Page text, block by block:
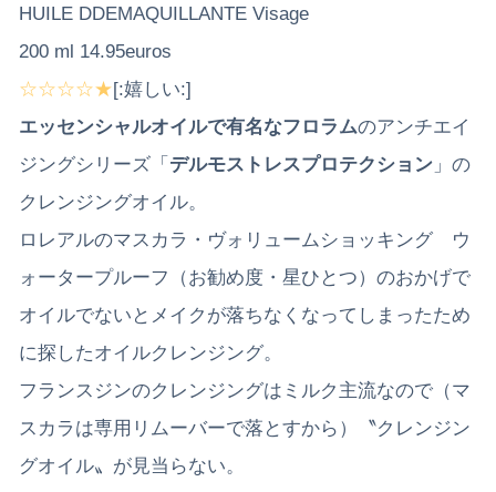
HUILE DDEMAQUILLANTE Visage
200 ml 14.95euros
☆☆☆☆★[:嬉しい:]
エッセンシャルオイルで有名なフロラムのアンチエイ
ジングシリーズ「 デルモストレスプロテクション 」の
クレンジングオイル。
ロレアルのマスカラ・ヴォリュームショッキング ウ
ォータープルーフ（お勧め度・星ひとつ）のおかげで
オイルでないとメイクが落ちなくなってしまったため
に探したオイルクレンジング。
フランスジンのクレンジングはミルク主流なので（マ
スカラは専用リムーバーで落とすから）〝クレンジン
グオイル〟が見当らない。